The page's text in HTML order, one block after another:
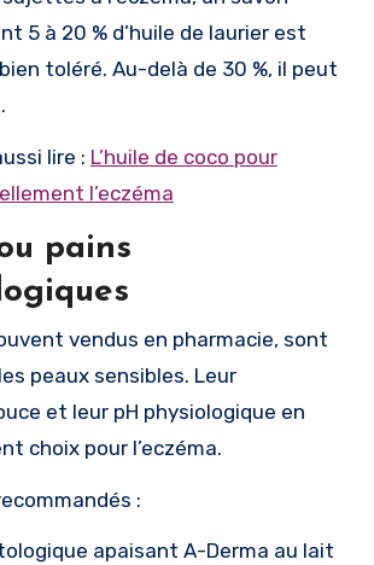
5 à 20 % d’huile de laurier est
toléré. Au-delà de 30 %, il peut
lire : L’huile de coco pour
l’eczéma
pains
vendus en pharmacie, sont
peaux sensibles. Leur
et leur pH physiologique en
choix pour l’eczéma.
:
apaisant A-Derma au lait